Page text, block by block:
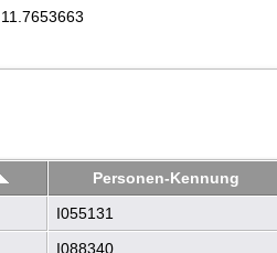
11.7653663
Personen-Kennung
I055131
I088340